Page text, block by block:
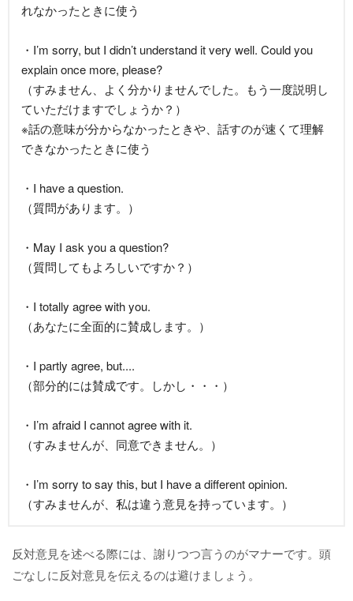
れなかったときに使う
・I’m sorry, but I didn’t understand it very well. Could you
explain once more, please?
（すみません、よく分かりませんでした。もう一度説明し
ていただけますでしょうか？）
※話の意味が分からなかったときや、話すのが速くて理解
できなかったときに使う
・I have a question.
（質問があります。）
・May I ask you a question?
（質問してもよろしいですか？）
・I totally agree with you.
（あなたに全面的に賛成します。）
・I partly agree, but....
（部分的には賛成です。しかし・・・）
・I’m afraid I cannot agree with it.
（すみませんが、同意できません。）
・I’m sorry to say this, but I have a different opinion.
（すみませんが、私は違う意見を持っています。）
反対意見を述べる際には、謝りつつ言うのがマナーです。頭
ごなしに反対意見を伝えるのは避けましょう。